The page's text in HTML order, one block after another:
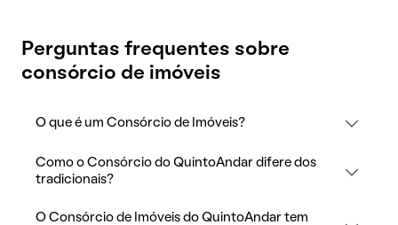
Perguntas frequentes sobre
consórcio de imóveis
O que é um Consórcio de Imóveis?
Como o Consórcio do QuintoAndar difere dos
tradicionais?
O Consórcio de Imóveis do QuintoAndar tem